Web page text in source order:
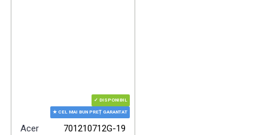
✓ DISPONIBIL
★ CEL MAI BUN PREȚ GARANTAT
Acer 701210712G-19